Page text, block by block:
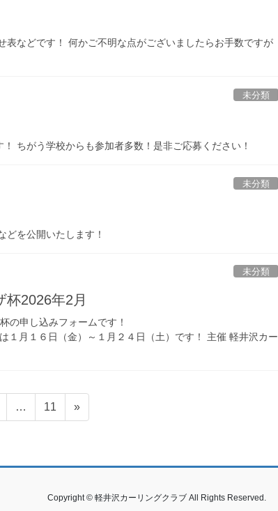
などです！ 何かご不明な点がございましたらお手数ですが
未分類
ちがう学校からも参加者多数！是非ご応募ください！
未分類
どを公開いたします！
未分類
杯2026年2月
の申し込みフォームです！
１月１６日（金）～１月２４日（土）です！ 主催 軽井沢カー
…
固
定
11 »
Copyright © 軽井沢カーリングクラブ All Rights Reserved.